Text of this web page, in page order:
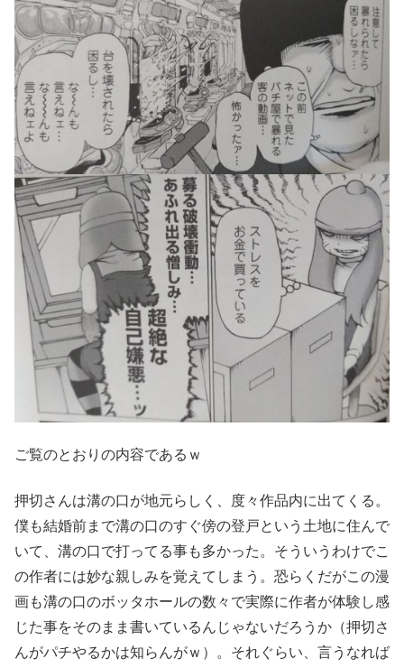
ご覧のとおりの内容であるｗ
押切さんは溝の口が地元らしく、度々作品内に出てくる。
僕も結婚前まで溝の口のすぐ傍の登戸という土地に住んで
いて、溝の口で打ってる事も多かった。そういうわけでこ
の作者には妙な親しみを覚えてしまう。恐らくだがこの漫
画も溝の口のボッタホールの数々で実際に作者が体験し感
じた事をそのまま書いているんじゃないだろうか（押切さ
んがパチやるかは知らんがｗ）。それぐらい、言うなれば